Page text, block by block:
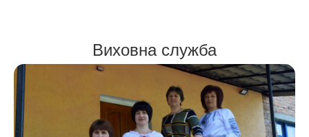
Виховна служба